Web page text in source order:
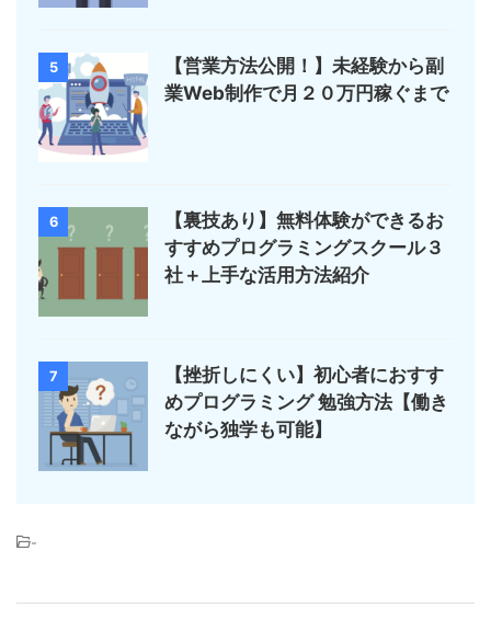
5
【営業方法公開！】未経験から副
業Web制作で月２０万円稼ぐまで
6
【裏技あり】無料体験ができるお
すすめプログラミングスクール３
社＋上手な活用方法紹介
7
【挫折しにくい】初心者におすす
めプログラミング 勉強方法【働き
ながら独学も可能】
-